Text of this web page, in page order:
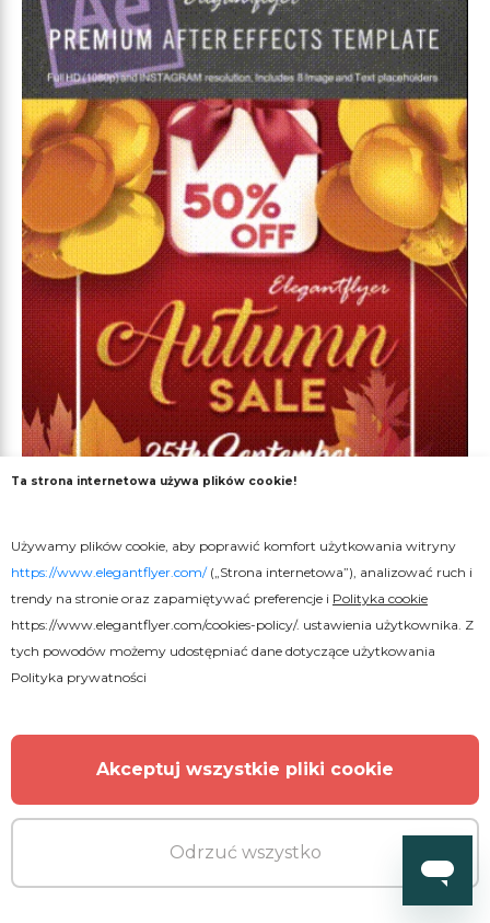
Darmowe
Jesień
Ta strona internetowa używa plików cookie!
Używamy plików cookie, aby poprawić komfort użytkowania witryny
https://www.elegantflyer.com/(„Strona internetowa”), analizować ruch i
trendy na stronie oraz zapamiętywać preferencje i Polityka cookie
https://www.elegantflyer.com/cookies-policy/. ustawienia użytkownika. Z
tych powodów możemy udostępniać dane dotyczące użytkowania
Polityka prywatności
Akceptuj wszystkie pliki cookie
Odrzuć wszystko